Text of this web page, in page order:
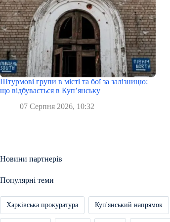
Штурмові групи в місті та бої за залізницю:
що відбувається в Куп’янську
07 Серпня 2026, 10:32
Новини партнерів
Популярні теми
Харківська прокуратура Куп'янський напрямок